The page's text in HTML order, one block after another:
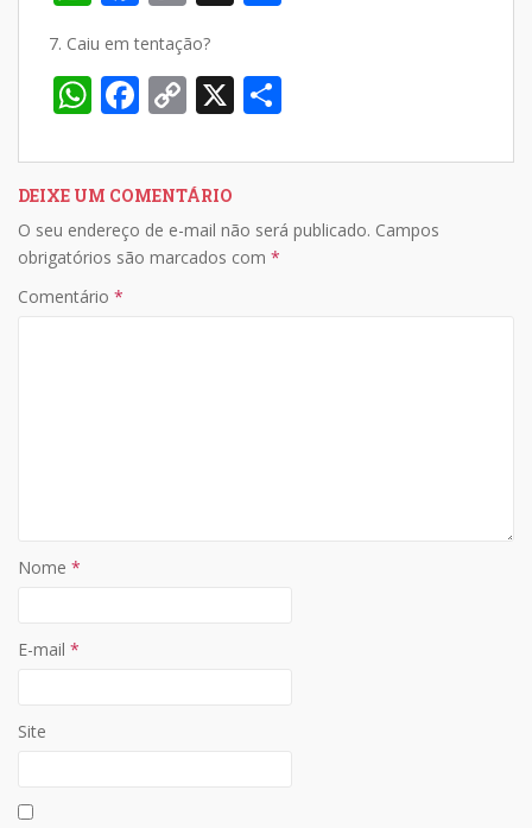
at
s
p
p
ac
e
b
o
k
o
p
y
n
k
7. Caiu em tentação?
W
at
s
A
p
F
e
b
o
C
p
y
Li
X
ar
DEIXE UM COMENTÁRIO
O seu endereço de e-mail não será publicado. Campos
obrigatórios são marcados com *
Comentário *
Nome *
E-mail *
Site